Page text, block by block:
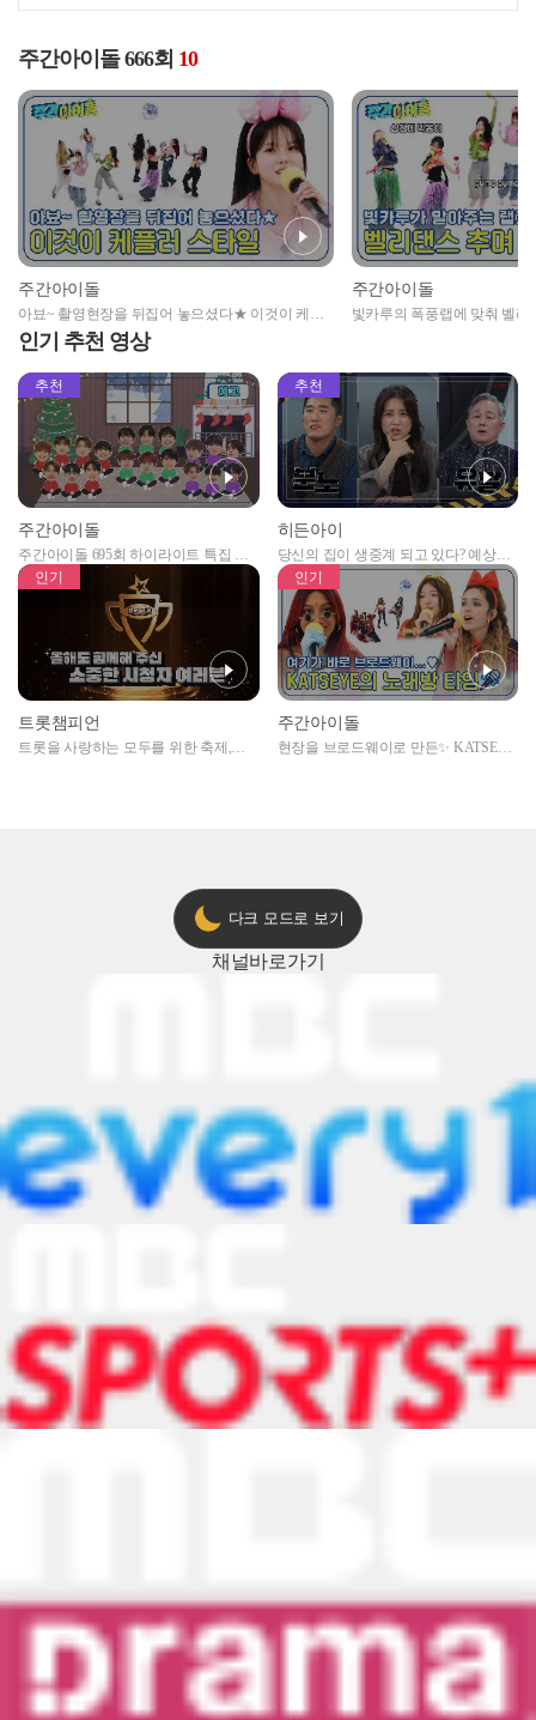
주간아이돌 666회 10
주간아이돌
아뵤~ 촬영현장을 뒤집어 놓으셨다★ 이것이 케플
러 스타일~
주간아이돌
빛카루의 폭풍랩에 맞춰 벨리
인기 추천 영상
추천
주간아이돌
주간아이돌 695회 하이라이트 특집 남
자아이돌편 예고
추천
히든아이
당신의 집이 생중계 되고 있다? 예상치
못한 곳에서 일어나는 불법촬영 범죄!
인기
트롯챔피언
트롯을 사랑하는 모두를 위한 축제,
인기
주간아이돌
현장을 브로드웨이로 만든✨ KATSEYE
다크 모드로 보기
채널바로가기